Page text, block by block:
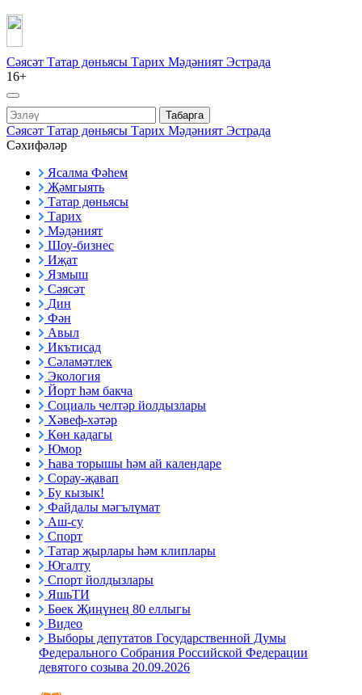
Сәясәт Татар дөньясы Тарих Мәдәният Эстрада
16+
Табарга
Сәясәт Татар дөньясы Тарих Мәдәният Эстрада
Сәхифәләр
Ясалма Фәһем
Җәмгыять
Татар дөньясы
Тарих
Мәдәният
Шоу-бизнес
Иҗат
Язмыш
Сәясәт
Дин
Фән
Авыл
Икътисад
Сәламәтлек
Экология
Йорт һәм бакча
Социаль челтәр йолдызлары
Хәвеф-хәтәр
Көн кадагы
Юмор
Һава торышы һәм ай календаре
Сорау-җавап
Бу кызык!
Файдалы мәгълүмат
Аш-су
Спорт
Татар җырлары һәм клиплары
Югалту
Спорт йолдызлары
ЯшьТИ
Бөек Җиңүнең 80 еллыгы
Видео
Выборы депутатов Государственной Думы
Федерального Собрания Российской Федерации
девятого созыва 20.09.2026